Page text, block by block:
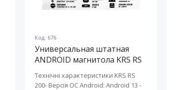
Код: 676
Универсальная штатная
ANDROID магнитола KRS RS
Технічні характеристики KRS RS
200- Версія ОС Android: Android 13 ​-